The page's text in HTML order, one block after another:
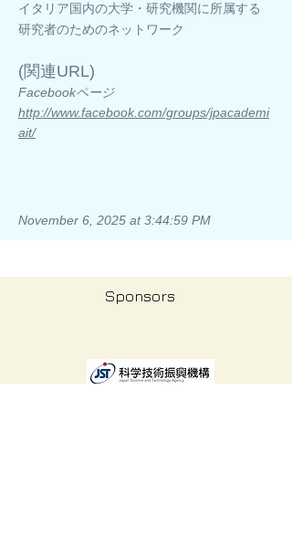
イタリア国内の大学・研究機関に所属する
研究者のためのネットワーク
​(関連URL)
Facebookページ
http://www.facebook.com/groups/jpacademi
ait/
November 6, 2025 at 3:44:59 PM
Sponsors